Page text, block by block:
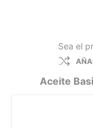
Sea el
Aceite